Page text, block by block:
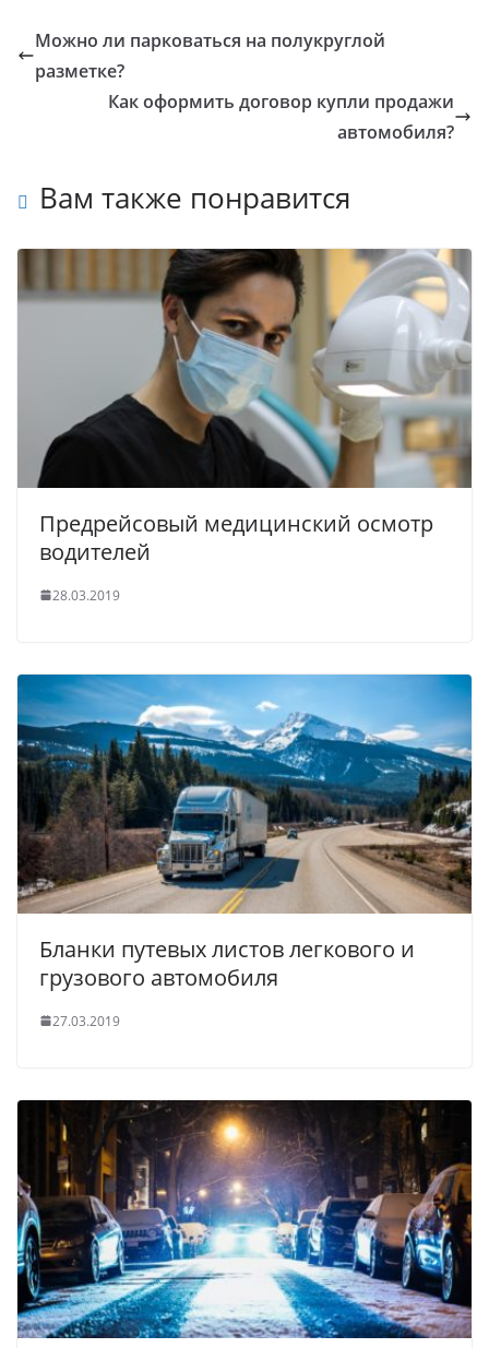
Можно ли парковаться на полукруглой
разметке?
Как оформить договор купли продажи
автомобиля?
Вам также понравится
Предрейсовый медицинский осмотр
водителей
28.03.2019
Бланки путевых листов легкового и
грузового автомобиля
27.03.2019